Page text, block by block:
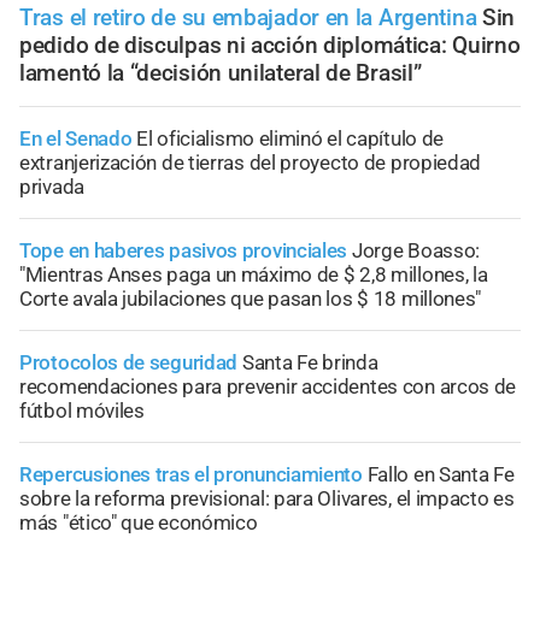
Tras el retiro de su embajador en la Argentina Sin
pedido de disculpas ni acción diplomática: Quirno
lamentó la “decisión unilateral de Brasil”
En el Senado El oficialismo eliminó el capítulo de
extranjerización de tierras del proyecto de propiedad
privada
Tope en haberes pasivos provinciales Jorge Boasso:
"Mientras Anses paga un máximo de $ 2,8 millones, la
Corte avala jubilaciones que pasan los $ 18 millones"
Protocolos de seguridad Santa Fe brinda
recomendaciones para prevenir accidentes con arcos de
fútbol móviles
Repercusiones tras el pronunciamiento Fallo en Santa Fe
sobre la reforma previsional: para Olivares, el impacto es
más "ético" que económico